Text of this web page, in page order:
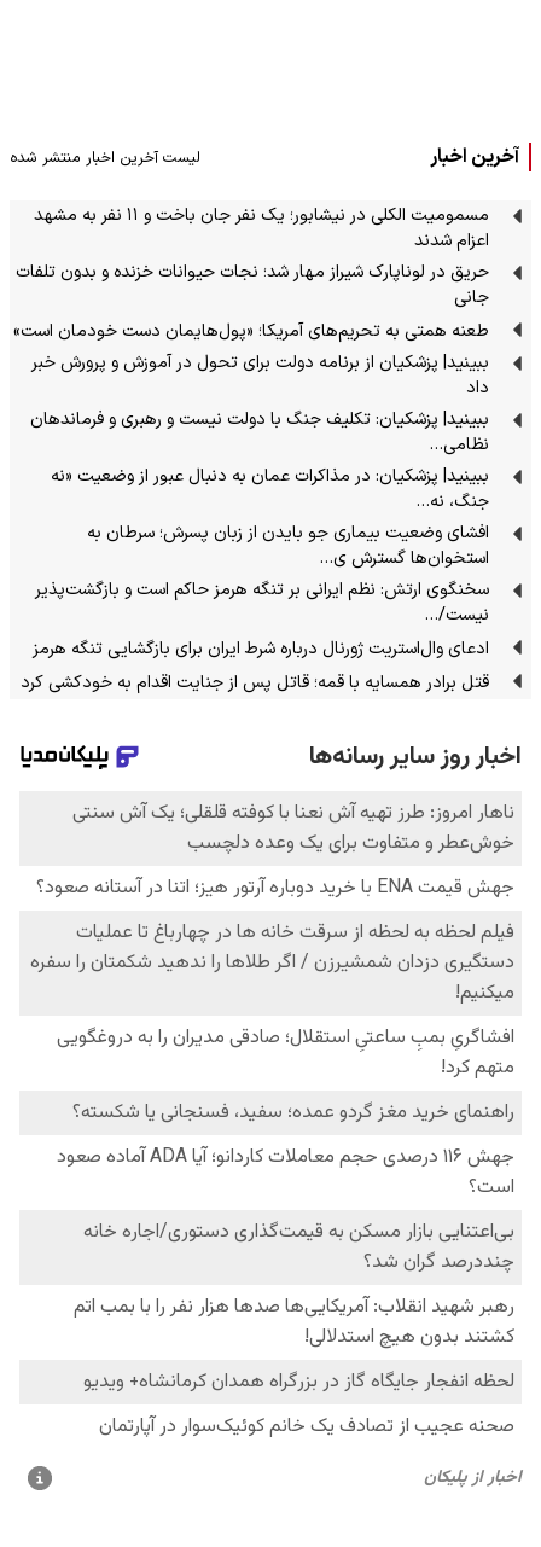
آخرین اخبار لیست آخرین اخبار منتشر شده
مسمومیت الکلی در نیشابور؛ یک نفر جان باخت و ۱۱ نفر به مشهد
اعزام شدند
حریق در لوناپارک شیراز مهار شد؛ نجات حیوانات خزنده و بدون تلفات
جانی
طعنه همتی به تحریم‌های آمریکا؛ «پول‌هایمان دست خودمان است»
ببینید| پزشکیان از برنامه دولت برای تحول در آموزش و پرورش خبر
داد
ببینید| پزشکیان: تکلیف جنگ با دولت نیست و رهبری و فرماندهان
نظامی…
ببینید| پزشکیان: در مذاکرات عمان به دنبال عبور از وضعیت «نه
جنگ، نه…
افشای وضعیت بیماری جو بایدن از زبان پسرش؛ سرطان به
استخوان‌ها گسترش ی…
سخنگوی ارتش: نظم ایرانی بر تنگه هرمز حاکم است و بازگشت‌پذیر
نیست/…
ادعای وال‌استریت ژورنال درباره شرط ایران برای بازگشایی تنگه هرمز
قتل برادر همسایه با قمه؛ قاتل پس از جنایت اقدام به خودکشی کرد